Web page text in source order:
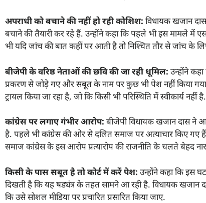
अपराधी को बचाने की नहीं हो रही कोशिश: विधायक खजान
बचाने की तैयारी कर रहे हैं. उन्होंने कहा कि पहले भी इस मामले में
भी यदि जांच की बात कहीं पर आती है तो निश्चित तौर से जांच के
बीजेपी के वरिष्ठ नेताओं की छवि की जा रही धूमिल: उन्होंने
प्रकरण से जोड़े गए और सबूत के नाम पर कुछ भी पेश नहीं किया
ट्रायल किया जा रहा है, जो कि किसी भी परिस्थिति में स्वीकार्य नहीं है.
कांग्रेस पर लगाए गंभीर आरोप: बीजेपी विधायक खजान दास ने
है. पहले भी कांग्रेस की ओर से दलित समाज पर अत्याचार किए गए
समाज कांग्रेस के इस आरोप प्रत्यारोप की राजनीति के चलते बेहद
किसी के पास सबूत है तो कोर्ट में करें पेश: उन्होंने कहा कि इस
दिखती है कि यह षड्यंत्र के तहत सामने आ रही है. विधायक खजान
कि उसे सोशल मीडिया पर प्रचारित प्रसारित किया जाए.